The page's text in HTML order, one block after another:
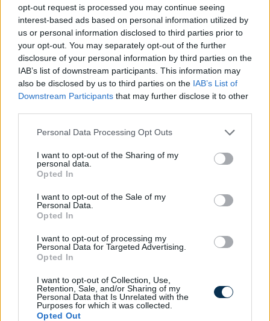
opt-out request is processed you may continue seeing
interest-based ads based on personal information utilized by
us or personal information disclosed to third parties prior to
your opt-out. You may separately opt-out of the further
disclosure of your personal information by third parties on the
IAB’s list of downstream participants. This information may
also be disclosed by us to third parties on the IAB’s List of
Downstream Participants that may further disclose it to other
Please note that this website/app uses one or more Google
not limited to your visit or usage behaviour. You may click to
grant or deny consent to Google and its third-party tags to
use your data for below specified purposes in below Google
consent section.
Personal Data Processing Opt Outs
I want to opt-out of the Sharing of my
personal data.
Opted In
I want to opt-out of the Sale of my
Personal Data.
Opted In
I want to opt-out of processing my
Personal Data for Targeted Advertising.
Opted In
I want to opt-out of Collection, Use,
Retention, Sale, and/or Sharing of my
Personal Data that Is Unrelated with the
Purposes for which it was collected.
Opted Out
A hazai vegyipar 200 MW-al csökkentette
energiafelhasználását
2026.08.06. 13:32
Kiderült, mennyi mindent jelenthet: itt az első országos
mémkutatás